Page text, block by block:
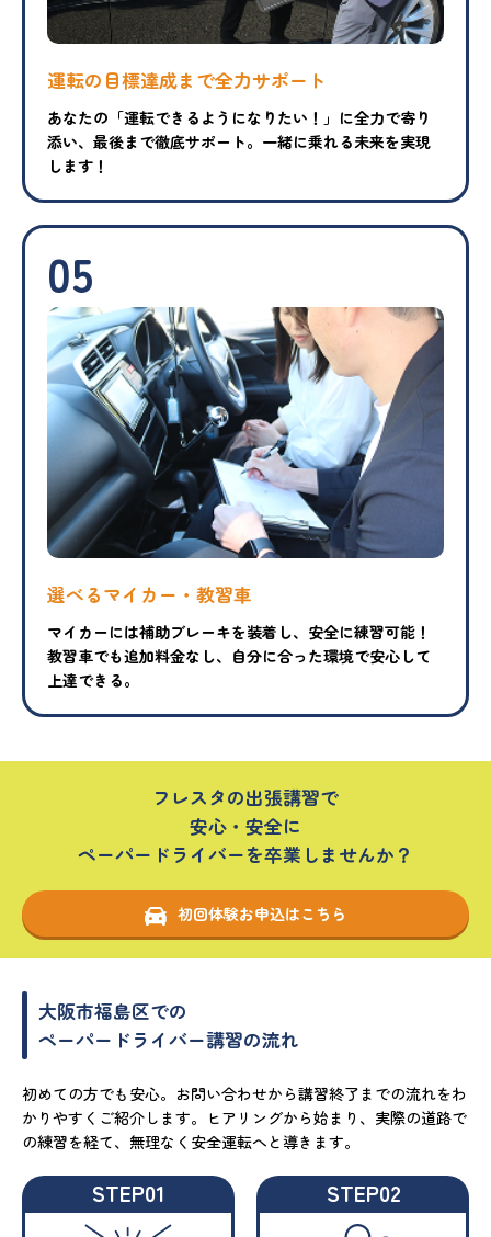
運転の目標達成まで全力サポート
あなたの「運転できるようになりたい！」に全力で寄り
添い、最後まで徹底サポート。一緒に乗れる未来を実現
します！
05
選べるマイカー・教習車
マイカーには補助ブレーキを装着し、安全に練習可能！
教習車でも追加料金なし、自分に合った環境で安心して
上達できる。
フレスタの出張講習で
安心・安全に
ペーパードライバーを卒業しませんか？
初回体験お申込はこちら
大阪市福島区での
ペーパードライバー講習の流れ
初めての方でも安心。お問い合わせから講習終了までの流れをわ
かりやすくご紹介します。ヒアリングから始まり、実際の道路で
の練習を経て、無理なく安全運転へと導きます。
STEP01 STEP02